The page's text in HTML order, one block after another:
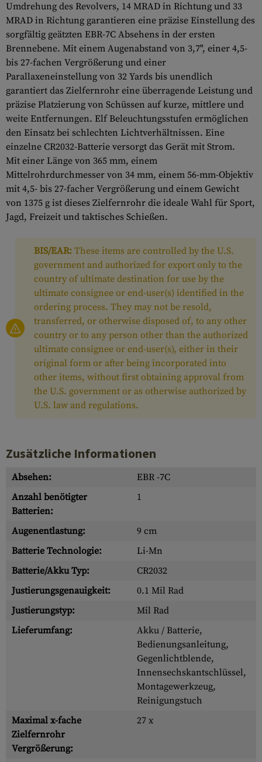
Umdrehung des Revolvers, 14 MRAD in Richtung und 33
MRAD in Richtung garantieren eine präzise Einstellung des
sorgfältig geätzten EBR-7C Absehens in der ersten
Brennebene. Mit einem Augenabstand von 3,7", einer 4,5-
bis 27-fachen Vergrößerung und einer
Parallaxeneinstellung von 32 Yards bis unendlich
garantiert das Zielfernrohr eine überragende Leistung und
präzise Platzierung von Schüssen auf kurze, mittlere und
weite Entfernungen. Elf Beleuchtungsstufen ermöglichen
den Einsatz bei schlechten Lichtverhältnissen. Eine
einzelne CR2032-Batterie versorgt das Gerät mit Strom.
Mit einer Länge von 365 mm, einem
Mittelrohrdurchmesser von 34 mm, einem 56-mm-Objektiv
mit 4,5- bis 27-facher Vergrößerung und einem Gewicht
von 1375 g ist dieses Zielfernrohr die ideale Wahl für Sport,
Jagd, Freizeit und taktisches Schießen.
BIS/EAR: These items are controlled by the U.S.
government and authorized for export only to the
country of ultimate destination for use by the
ultimate consignee or end-user(s) identified in the
ordering process. They may not be resold,
transferred, or otherwise disposed of, to any other
country or to any person other than the authorized
ultimate consignee or end-user(s), either in their
original form or after being incorporated into
other items, without first obtaining approval from
the U.S. government or as otherwise authorized by
U.S. law and regulations.
Zusätzliche Informationen
Absehen:
EBR -7C
Anzahl benötigter
Batterien:
1
Augenentlastung:
9 cm
Batterie Technologie:
Li-Mn
Batterie/Akku Typ:
CR2032
Justierungsgenauigkeit:
0.1 Mil Rad
Justierungstyp:
Mil Rad
Lieferumfang:
Akku / Batterie,
Bedienungsanleitung,
Gegenlichtblende,
Innensechskantschlüssel,
Montagewerkzeug,
Reinigungstuch
Maximal x-fache
Zielfernrohr
Vergrößerung:
27 x